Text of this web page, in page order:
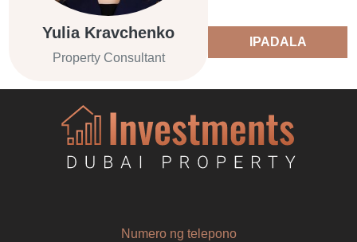
Yulia Kravchenko
Property Consultant
IPADALA
Numero ng telepono